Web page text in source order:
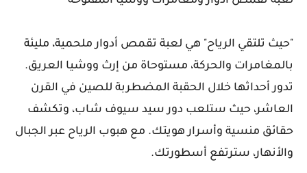
"حيث تلتقي الرياح" هي لعبة تقمص أدوار ملحمية، مليئة
بالمغامرات والحركة، مستوحاة من إرث ووشيا العريق.
تدور أحداثها خلال الحقبة المضطربة للصين في القرن
العاشر، حيث ستلعب دور سيد سيوف شاب، وتكشف
حقائق منسية وأسرار هويتك. مع هبوب الرياح عبر الجبال
والأنهار، سترتفع أسطورتك.